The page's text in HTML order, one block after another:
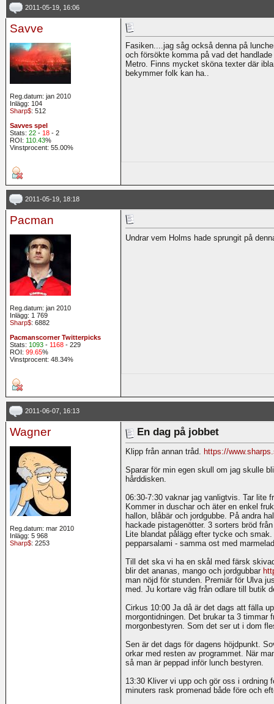
2011-05-19, 16:06
Savve
Reg.datum: jan 2010
Inlägg: 104
Sharp$: 512
Savves spel
Stats: 22 - 18 - 2
ROI: 110.43%
Vinstprocent: 55.00%
Fasiken....jag såg också denna på
och försökte komma på vad det
Metro. Finns mycket sköna texter där
bekymmer folk kan ha..
2011-05-19, 18:18
Pacman
Reg.datum: jan 2010
Inlägg: 1 769
Sharp$: 6882
Pacmanscorner Twitterpicks
Stats: 1093 - 1168 - 229
ROI: 99.65%
Vinstprocent: 48.34%
Undrar vem Holms hade sprungit på
2011-06-07, 16:13
Wagner
Reg.datum: mar 2010
Inlägg: 5 968
Sharp$: 2253
En dag på jobbet
Klipp från annan tråd. https://
Sparar för min egen skull om jag skulle
hårddisken.
06:30-7:30 vaknar jag vanligtvis. Tar lite
Kommer in duschar och äter en enkel
hallon, blåbär och jordgubbe. På andra
hackade pistagenötter. 3 sorters bröd
Lite blandat pålägg efter tycke och
pepparsalami - samma ost med
Till det ska vi ha en skål med färsk
blir det ananas, mango och jordgubbar
man nöjd för stunden. Premiär för Ulva
med. Ju kortare väg från odlare till butik
Cirkus 10:00 Ja då är det dags att fälla
morgontidningen. Det brukar ta 3
morgonbestyren. Som det ser ut i dom
Sen är det dags för dagens höjdpunkt.
orkar med resten av programmet. När
så man är peppad inför lunch bestyren.
13:30 Kliver vi upp och gör oss i ordning
minuters rask promenad både före och